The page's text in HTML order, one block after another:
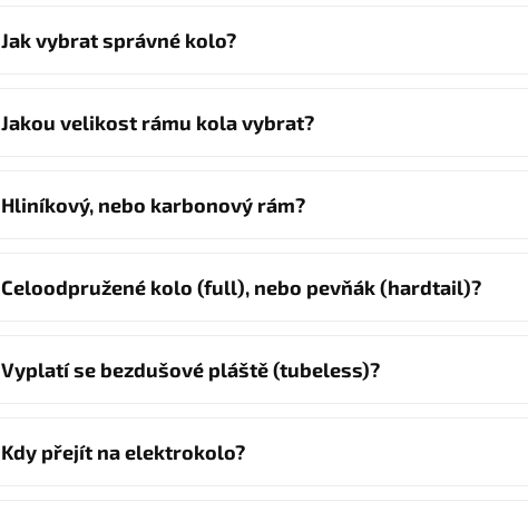
Jak vybrat správné kolo?
Jakou velikost rámu kola vybrat?
Hliníkový, nebo karbonový rám?
Celoodpružené kolo (full), nebo pevňák (hardtail)?
Vyplatí se bezdušové pláště (tubeless)?
Kdy přejít na elektrokolo?